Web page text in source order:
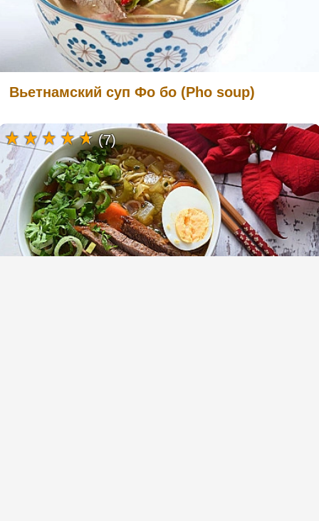
Вьетнамский суп Фо бо (Pho soup)
(7)